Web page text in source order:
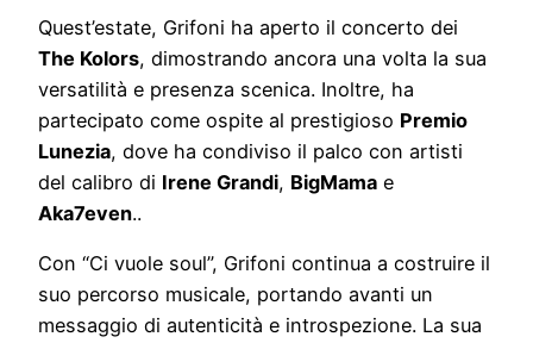
Quest’estate, Grifoni ha aperto il concerto dei
The Kolors, dimostrando ancora una volta la sua
versatilità e presenza scenica. Inoltre, ha
partecipato come ospite al prestigioso Premio
Lunezia, dove ha condiviso il palco con artisti
del calibro di Irene Grandi, BigMama e
Aka7even..
Con “Ci vuole soul”, Grifoni continua a costruire il
suo percorso musicale, portando avanti un
messaggio di autenticità e introspezione. La sua